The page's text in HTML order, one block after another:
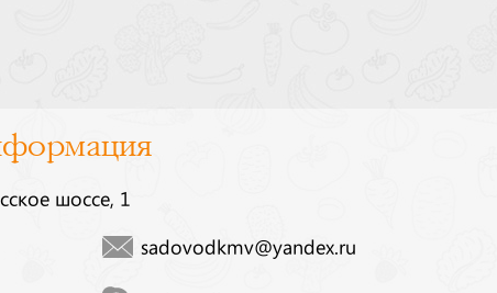
шоссе, 1
sadovodkmv@yandex.ru